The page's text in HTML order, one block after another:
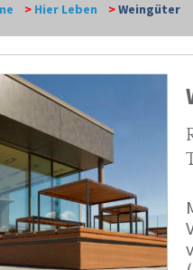
> Hier Leben >Weingüter